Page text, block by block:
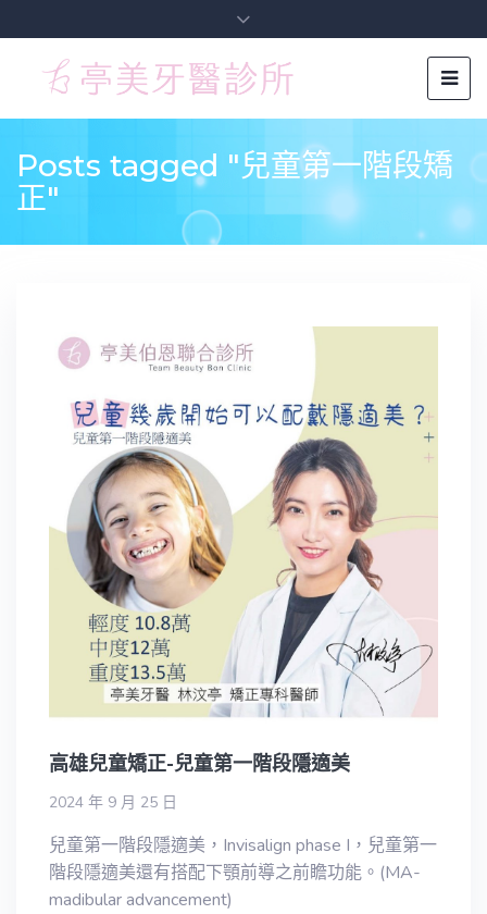
Posts tagged "兒童第一階段矯
正"
高雄兒童矯正-兒童第一階段隱適美
2024 年 9 月 25 日
兒童第一階段隱適美，Invisalign phase I，兒童第一
階段隱適美還有搭配下顎前導之前瞻功能。(MA-
madibular advancement)